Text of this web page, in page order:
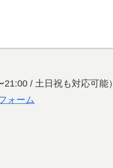
21:00 / 土日祝も対応可能）
ォーム